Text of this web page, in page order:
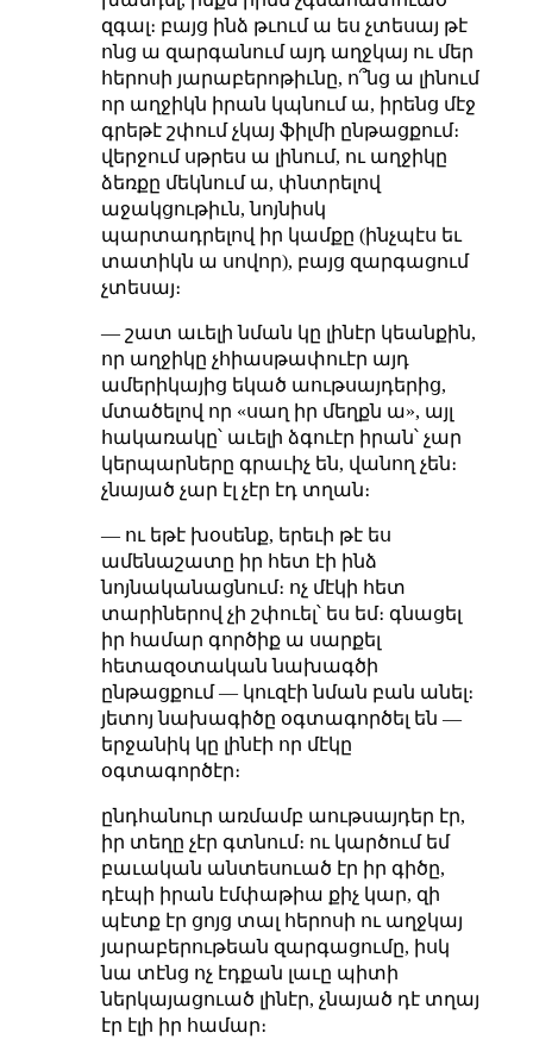
զգալ։ բայց ինձ թւում ա ես չտեսայ թէ
ոնց ա զարգանում այդ աղջկայ ու մեր
հերոսի յարաբերոթիւնը, ո՞նց ա լինում
որ աղջիկն իրան կպնում ա, իրենց մէջ
գրեթէ շփում չկայ ֆիլմի ընթացքում։
վերջում սթրես ա լինում, ու աղջիկը
ձեռքը մեկնում ա, փնտրելով
աջակցութիւն, նոյնիսկ
պարտադրելով իր կամքը (ինչպէս եւ
տատիկն ա սովոր), բայց զարգացում
չտեսայ։
— շատ աւելի նման կը լինէր կեանքին,
որ աղջիկը չհիասթափուէր այդ
ամերիկայից եկած աութսայդերից,
մտածելով որ «սաղ իր մեղքն ա», այլ
հակառակը՝ աւելի ձգուէր իրան՝ չար
կերպարները գրաւիչ են, վանող չեն։
չնայած չար էլ չէր էդ տղան։
— ու եթէ խօսենք, երեւի թէ ես
ամենաշատը իր հետ էի ինձ
նոյնականացնում։ ոչ մէկի հետ
տարիներով չի շփուել՝ ես եմ։ գնացել
իր համար գործիք ա սարքել
հետազօտական նախագծի
ընթացքում — կուզէի նման բան անել։
յետոյ նախագիծը օգտագործել են —
երջանիկ կը լինէի որ մէկը
օգտագործէր։
ընդհանուր առմամբ աութսայդեր էր,
իր տեղը չէր գտնում։ ու կարծում եմ
բաւական անտեսուած էր իր գիծը,
դէպի իրան էմփաթիա քիչ կար, զի
պէտք էր ցոյց տալ հերոսի ու աղջկայ
յարաբերութեան զարգացումը, իսկ
նա տէնց ոչ էդքան լաւը պիտի
ներկայացուած լինէր, չնայած դէ տղայ
էր էլի իր համար։